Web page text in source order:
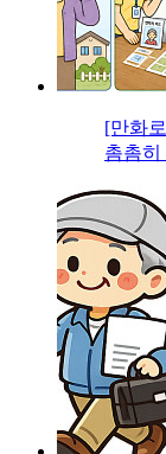
[만화
촘촘히